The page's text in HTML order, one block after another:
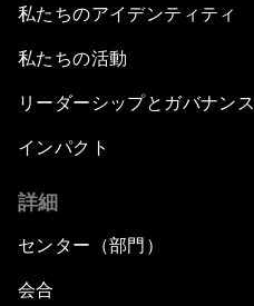
私たちのアイデンティティ
私たちの活動
リーダーシップとガバナンス
インパクト
詳細
センター（部門）
会合